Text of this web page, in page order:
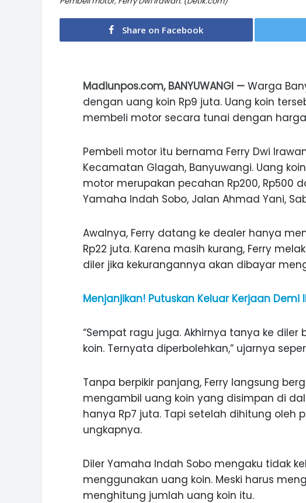
Share on Facebook
Madiunpos.com, BANYUWANGI — Warga
dengan uang koin Rp9 juta. Uang koin
membeli motor secara tunai dengan harga
Pembeli motor itu bernama Ferry Dwi
Kecamatan Glagah, Banyuwangi. Uang
motor merupakan pecahan Rp200, Rp500
Yamaha Indah Sobo, Jalan Ahmad Yani,
Awalnya, Ferry datang ke dealer hanya
Rp22 juta. Karena masih kurang, Ferry
diler jika kekurangannya akan dibayar
Menjanjikan! Putuskan Keluar Kerjaan
“Sempat ragu juga. Akhirnya tanya ke
koin. Ternyata diperbolehkan,” ujarnya
Tanpa berpikir panjang, Ferry langsung
mengambil uang koin yang disimpan di
hanya Rp7 juta. Tapi setelah dihitung oleh
ungkapnya.
Diler Yamaha Indah Sobo mengaku tidak
menggunakan uang koin. Meski harus
menghitung jumlah uang koin itu.